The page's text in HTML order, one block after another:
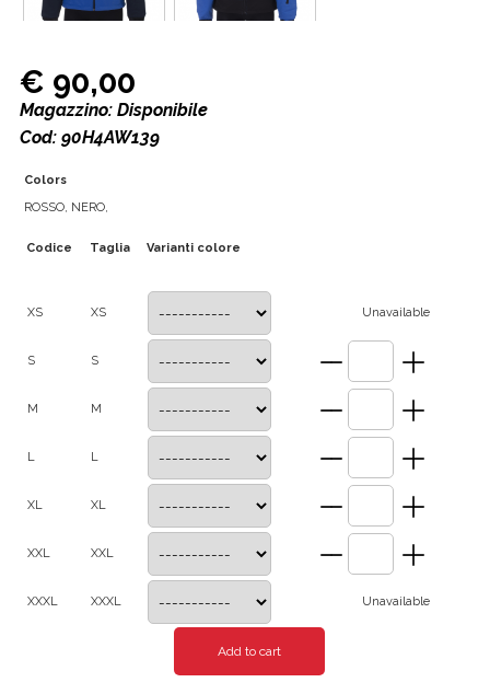
€ 90,00
Magazzino: Disponibile
Cod: 90H4AW139
Colors
ROSSO, NERO,
Codice Taglia Varianti colore
XS XS Unavailable
S S
M M
L L
XL XL
XXL XXL
XXXL XXXL Unavailable